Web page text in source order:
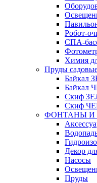
Робот-
СПА-
Химия
Пруды
Байкал
Байкал
Скиф
Скиф
ФОНТАНЫ И
Декор
Насосы
Пруды